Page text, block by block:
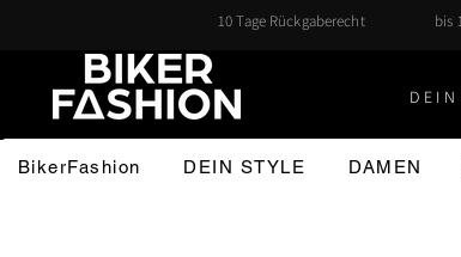
10 Tage Rückgaberecht bis
BikerFashion DEIN STYLE DAMEN